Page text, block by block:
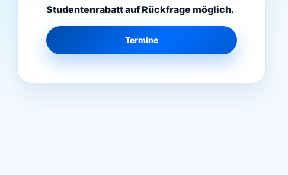
Studentenrabatt auf Rückfrage möglich.
Termine